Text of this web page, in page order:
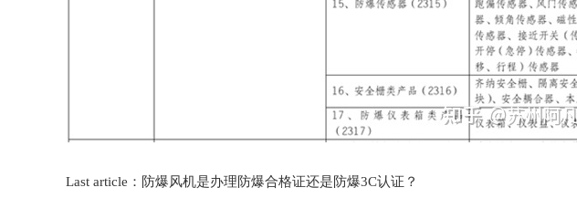
Last article： 防爆风机是办理防爆合格证还是防爆3C认证？